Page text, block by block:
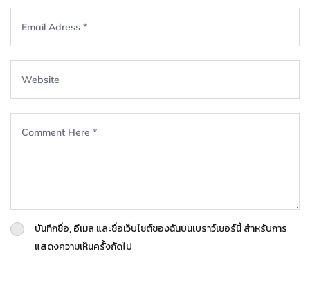
บันทึกชื่อ, อีเมล และชื่อเว็บไซต์ของฉันบนเบราว์เซอร์นี้ สำหรับการ
แสดงความเห็นครั้งถัดไป